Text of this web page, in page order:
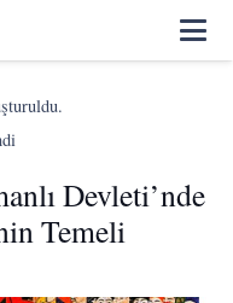
Devleti’nde
Temeli